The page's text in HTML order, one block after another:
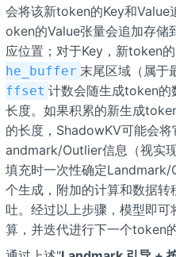
会将该新token的Key和Value
oken的Value张量会追加存储
应位置；对于Key，新token
he_buffer 末尾区域（属于
ffset 计数会随生成token的
长度。如果积累的新生成
的长度，ShadowKV可能会
andmark/Outlier信息（视实
填充时一次性确定
个生成，附加的计算和数据
吐。经过以上步骤，模型即
算，并迭代进行下一个token的